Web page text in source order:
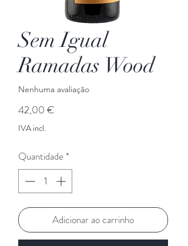
Sem Igual
Ramadas Wood
Nenhuma avaliação
42,00 €
IVA incl.
Quantidade*
Adicionar ao carrinho